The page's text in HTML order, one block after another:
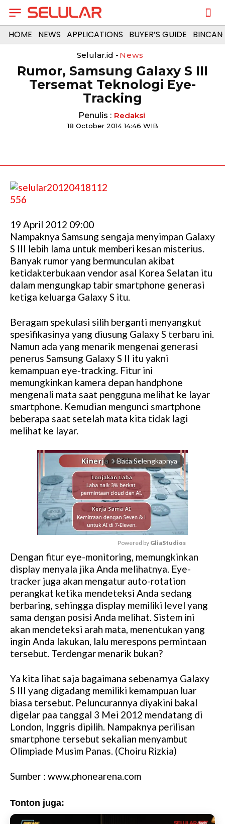
HOME NEWS APPLICATIONS BUYER’S GUIDE
Selular.id - News
Rumor, Samsung Galaxy S III
Tersemat Teknologi Eye-
Tracking
Penulis : Redaksi
18 October 2014 14:46 WIB
19 April 2012 09:00
Nampaknya Samsung sengaja menyimpan Galaxy
S III lebih lama untuk memberi kesan misterius.
Banyak rumor yang bermunculan akibat
ketidakterbukaan vendor asal Korea Selatan itu
dalam mengungkap tabir smartphone generasi
ketiga keluarga Galaxy S itu.
Beragam spekulasi silih berganti menyangkut
spesifikasinya yang diusung Galaxy S terbaru ini.
Namun ada yang menarik mengenai generasi
penerus Samsung Galaxy S II itu yakni
kemampuan eye-tracking. Fitur ini
memungkinkan kamera depan handphone
mengenali mata saat pengguna melihat ke layar
smartphone. Kemudian mengunci smartphone
beberapa saat setelah mata kita tidak lagi
melihat ke layar.
arrow_forward_ios Baca Selengkapnya
M
u
t
e
Powered by GliaStudios
Dengan fitur eye-monitoring, memungkinkan
display menyala jika Anda melihatnya. Eye-
tracker juga akan mengatur auto-rotation
perangkat ketika mendeteksi Anda sedang
berbaring, sehingga display memiliki level yang
sama dengan posisi Anda melihat. Sistem ini
akan mendeteksi arah mata, menentukan yang
ingin Anda lakukan, lalu merespons permintaan
tersebut. Terdengar menarik bukan?
Ya kita lihat saja bagaimana sebenarnya Galaxy
S III yang digadang memiliki kemampuan luar
biasa tersebut. Peluncurannya diyakini bakal
digelar paa tanggal 3 Mei 2012 mendatang di
London, Inggris dipilih. Nampaknya perilisan
smartphone tersebut sekalian menyambut
Olimpiade Musim Panas. (Choiru Rizkia)
Sumber : www.phonearena.com
Tonton juga: